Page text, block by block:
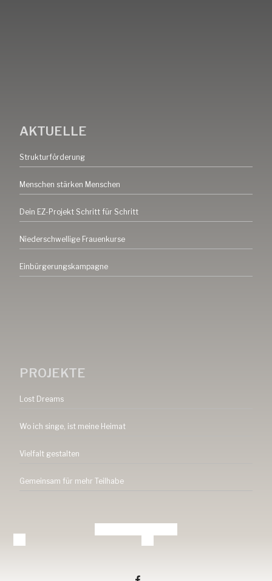
AKTUELLE
Strukturförderung
Menschen stärken Menschen
Dein EZ-Projekt Schritt für Schritt
Niederschwellige Frauenkurse
Einbürgerungskampagne
PROJEKTE
Lost Dreams
Wo ich singe, ist meine Heimat
Vielfalt gestalten
Gemeinsam für mehr Teilhabe